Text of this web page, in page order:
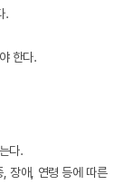
.
한다.
다.
장애, 연령 등에 따른